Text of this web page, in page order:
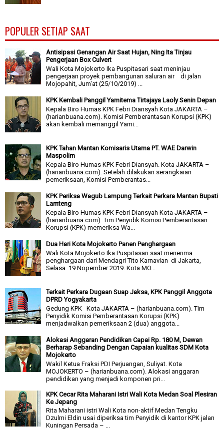
POPULER SETIAP SAAT
Antisipasi Genangan Air Saat Hujan, Ning Ita Tinjau
Pengerjaan Box Culvert
Wali Kota Mojokerto Ika Puspitasari saat meninjau
pengerjaan proyek pembangunan saluran air di jalan
Mojopahit, Jum'at (25/10/2019) ...
KPK Kembali Panggil Yamitema Tirtajaya Laoly Senin Depan
Kepala Biro Humas KPK Febri Diansyah Kota JAKARTA –
(harianbuana.com). Komisi Pemberantasan Korupsi (KPK)
akan kembali memanggil Yami...
KPK Tahan Mantan Komisaris Utama PT. WAE Darwin
Maspolim
Kepala Biro Humas KPK Febri Diansyah. Kota JAKARTA –
(harianbuana.com). Setelah dilakukan serangkaian
pemeriksaan, Komisi Pemberantas...
KPK Periksa Wagub Lampung Terkait Perkara Mantan Bupati
Lamteng
Kepala Biro Humas KPK Febri Diansyah Kota JAKARTA –
(harianbuana.com). Tim Penyidik Komisi Pemberantasan
Korupsi (KPK) memeriksa Wa...
Dua Hari Kota Mojokerto Panen Penghargaan
Wali Kota Mojokerto Ika Puspitasari saat menerima
penghargaan dari Mendagri Tito Karnavian di Jakarta,
Selasa 19 Nopember 2019. Kota MO...
Terkait Perkara Dugaan Suap Jaksa, KPK Panggil Anggota
DPRD Yogyakarta
Gedung KPK Kota JAKARTA – (harianbuana.com). Tim
Penyidik Komisi Pemberantasan Korupsi (KPK)
menjadwalkan pemeriksaan 2 (dua) anggota...
Alokasi Anggaran Pendidikan Capai Rp. 180 M, Dewan
Berharap Sebanding Dengan Capaian kualitas SDM Kota
Mojokerto
Wakil Ketua Fraksi PDI Perjuangan, Suliyat. Kota
MOJOKERTO – (harianbuana.com). Alokasi anggaran
pendidikan yang menjadi komponen pri...
KPK Cecar Rita Maharani Istri Wali Kota Medan Soal Plesiran
Ke Jepang
Rita Maharani istri Wali Kota non-aktif Medan Tengku
Dzulmi Eldin usai diperiksa tim Penyidik di kantor KPK jalan
Kuningan Persada – ...